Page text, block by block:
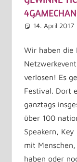
14. April 2017
Wir haben die
verlosen! Es
Festival. Dort
ganztags
über 100
Speakern, Key
mit
haben oder